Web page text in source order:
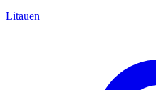
Litauen